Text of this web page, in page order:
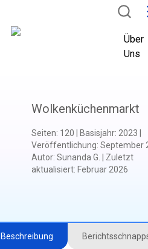
Über
Uns
Wolkenküchenmarkt
Seiten: 120 Basisjahr: 2023
Veröffentlichung: September
Autor: Sunanda G.
Zuletzt
aktualisiert: Februar 2026
Beschreibung